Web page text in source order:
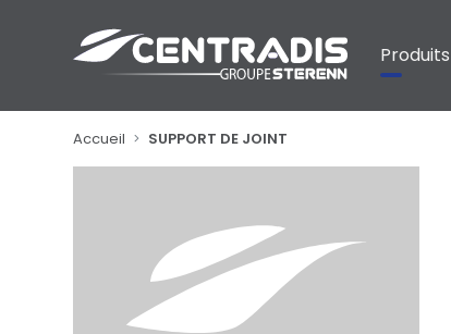
Produits
Accueil SUPPORT DE JOINT